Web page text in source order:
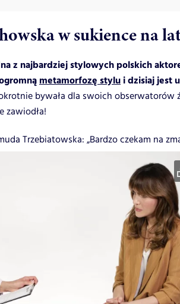
w sukience na
z najbardziej stylowych polskich
metamorfozę stylu i dzisiaj jest
bywała dla swoich obserwatorów
zawiodła!
Trzebiatowska: „Bardzo czekam na